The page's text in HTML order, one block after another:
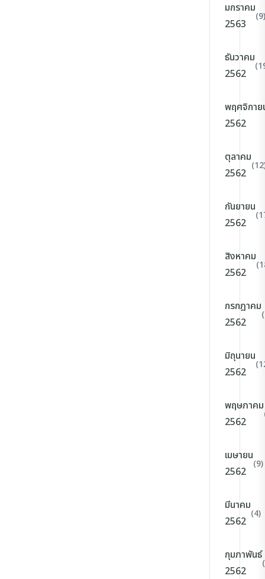
มกราคม
2563
(9)
ธันวาคม
2562
พฤศจิกาย
2562
ตุลาคม
2562
กันยายน
2562
สิงหาคม
2562
กรกฎาคม
2562
มิถุนายน
2562
พฤษภาคม
2562
เมษายน
2562
(9)
มีนาคม
2562
(4)
กุมภาพันธ์
2562